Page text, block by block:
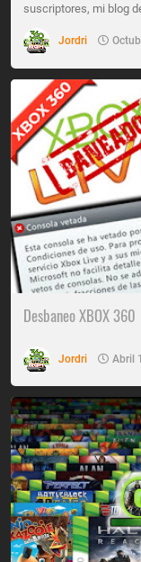
suscriptores, mi blog
Jordri
Desbaneo XBOX 360
Jordri Abril